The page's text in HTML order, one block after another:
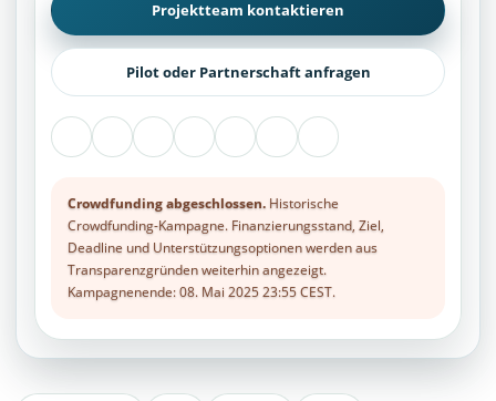
Projektteam kontaktieren
Pilot oder Partnerschaft anfragen
Crowdfunding abgeschlossen.Historische
Crowdfunding-Kampagne. Finanzierungsstand, Ziel,
Deadline und Unterstützungsoptionen werden aus
Transparenzgründen weiterhin angezeigt.
Kampagnenende: 08. Mai 2025 23:55 CEST.